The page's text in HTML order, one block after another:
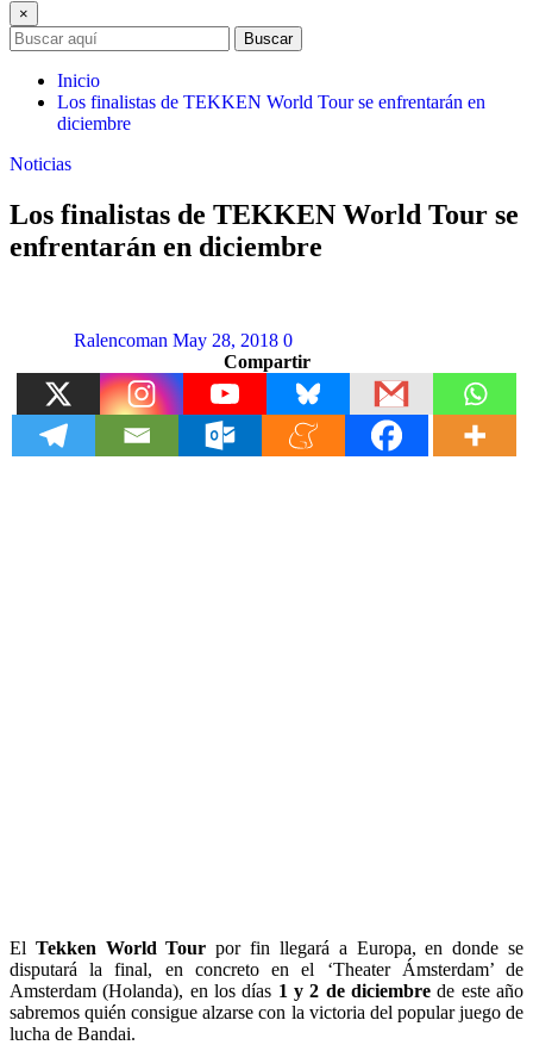
×
Buscar
Inicio
Los finalistas de TEKKEN World Tour se enfrentarán en
diciembre
Noticias
Los finalistas de TEKKEN World Tour se
enfrentarán en diciembre
Ralencoman May 28, 2018 0
Compartir
El Tekken World Tourpor fin llegará a Europa, en donde se
disputará la final, en concreto en el ‘Theater Ámsterdam’ de
Amsterdam (Holanda), en los días 1y 2 de diciembrede este año
sabremos quién consigue alzarse con la victoria del popular juego de
lucha de Bandai.